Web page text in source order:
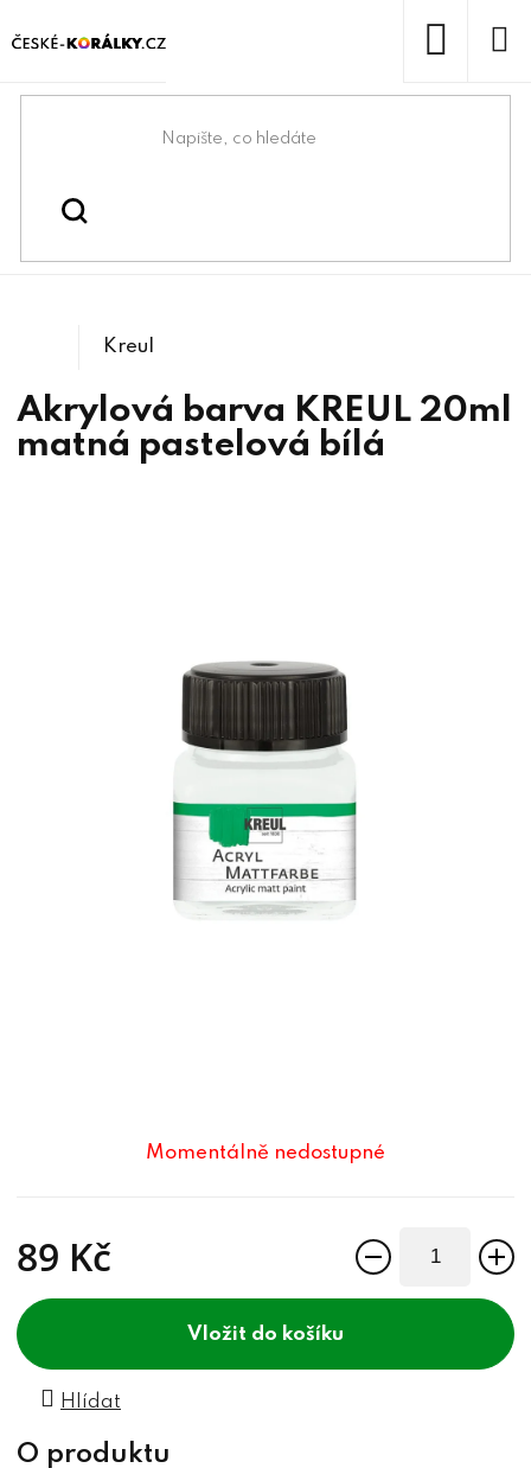
na
Domů
Kreativní tvoření
Akrylové barvy /
Momentálně nedostupné
89 Kč
do košíku
Hlídat
Akrylová barva KREUL 20ml
matná pastelová bílá
Kreul